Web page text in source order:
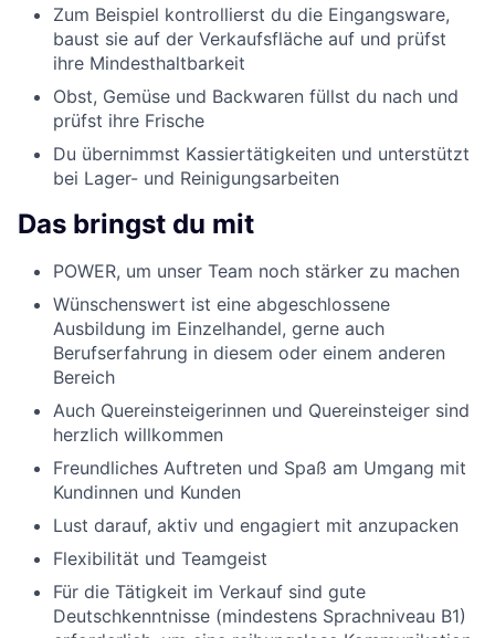
Zum Beispiel kontrollierst du die Eingangsware,
baust sie auf der Verkaufsfläche auf und prüfst
ihre Mindesthaltbarkeit
Obst, Gemüse und Backwaren füllst du nach und
prüfst ihre Frische
Du übernimmst Kassiertätigkeiten und unterstützt
bei Lager- und Reinigungsarbeiten
Das bringst du mit
POWER, um unser Team noch stärker zu machen
Wünschenswert ist eine abgeschlossene
Ausbildung im Einzelhandel, gerne auch
Berufserfahrung in diesem oder einem anderen
Bereich
Auch Quereinsteigerinnen und Quereinsteiger sind
herzlich willkommen
Freundliches Auftreten und Spaß am Umgang mit
Kundinnen und Kunden
Lust darauf, aktiv und engagiert mit anzupacken
Flexibilität und Teamgeist
Für die Tätigkeit im Verkauf sind gute
Deutschkenntnisse (mindestens Sprachniveau B1)